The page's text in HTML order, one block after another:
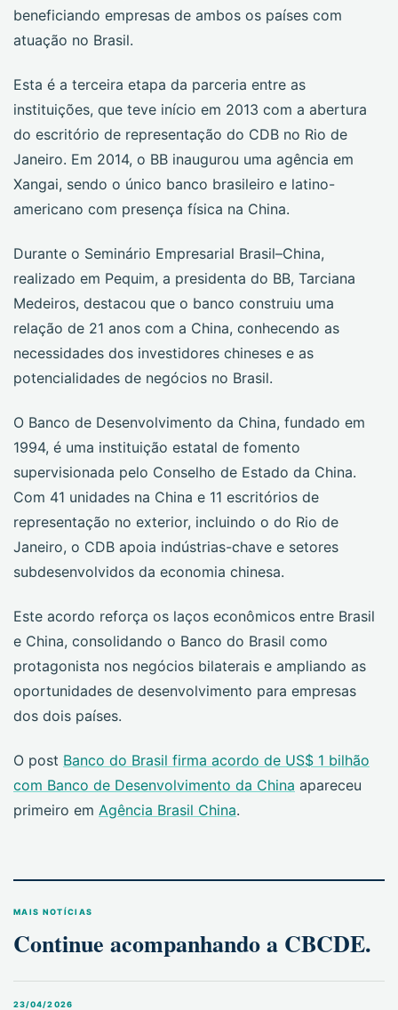
beneficiando empresas de ambos os países com
atuação no Brasil.
Esta é a terceira etapa da parceria entre as
instituições, que teve início em 2013 com a abertura
do escritório de representação do CDB no Rio de
Janeiro. Em 2014, o BB inaugurou uma agência em
Xangai, sendo o único banco brasileiro e latino-
americano com presença física na China.
Durante o Seminário Empresarial Brasil–China,
realizado em Pequim, a presidenta do BB, Tarciana
Medeiros, destacou que o banco construiu uma
relação de 21 anos com a China, conhecendo as
necessidades dos investidores chineses e as
potencialidades de negócios no Brasil.
O Banco de Desenvolvimento da China, fundado em
1994, é uma instituição estatal de fomento
supervisionada pelo Conselho de Estado da China.
Com 41 unidades na China e 11 escritórios de
representação no exterior, incluindo o do Rio de
Janeiro, o CDB apoia indústrias-chave e setores
subdesenvolvidos da economia chinesa.
Este acordo reforça os laços econômicos entre Brasil
e China, consolidando o Banco do Brasil como
protagonista nos negócios bilaterais e ampliando as
oportunidades de desenvolvimento para empresas
dos dois países.
O post Banco do Brasil firma acordo de US$ 1 bilhão
com Banco de Desenvolvimento da China apareceu
primeiro em Agência Brasil China.
MAIS NOTÍCIAS
Continue acompanhando a CBCDE.
23/04/2026